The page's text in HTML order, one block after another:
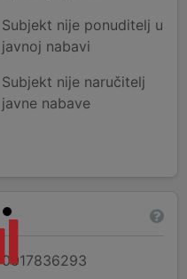
Subjekt nije ponuditelj u
javnoj nabavi
Subjekt nije naručitelj
javne nabave
0917836293